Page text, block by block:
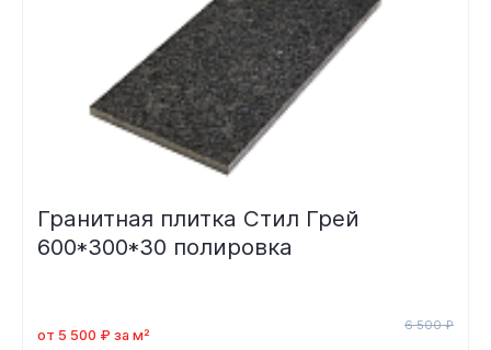
Гранитная плитка Стил Грей
600*300*30 полировка
от 5 500 ₽ за м²
6 500 ₽